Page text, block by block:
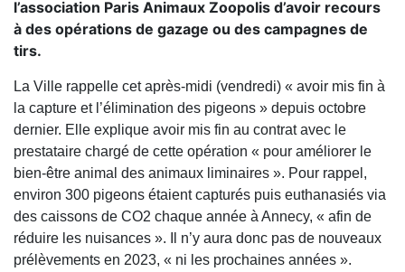
l’association Paris Animaux Zoopolis d’avoir recours
à des opérations de gazage ou des campagnes de
tirs.
La Ville rappelle cet après-midi (vendredi) « avoir mis fin à
la capture et l’élimination des pigeons » depuis octobre
dernier. Elle explique avoir mis fin au contrat avec le
prestataire chargé de cette opération « pour améliorer le
bien-être animal des animaux liminaires ». Pour rappel,
environ 300 pigeons étaient capturés puis euthanasiés via
des caissons de CO2 chaque année à Annecy, « afin de
réduire les nuisances ». Il n’y aura donc pas de nouveaux
prélèvements en 2023, « ni les prochaines années ».